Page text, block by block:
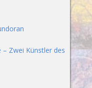
– Zwei Künstler des